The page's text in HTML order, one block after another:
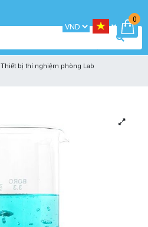
0
Thiết bị thí nghiệm phòng Lab